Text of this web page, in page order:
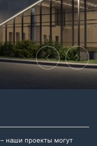
наши проекты могут